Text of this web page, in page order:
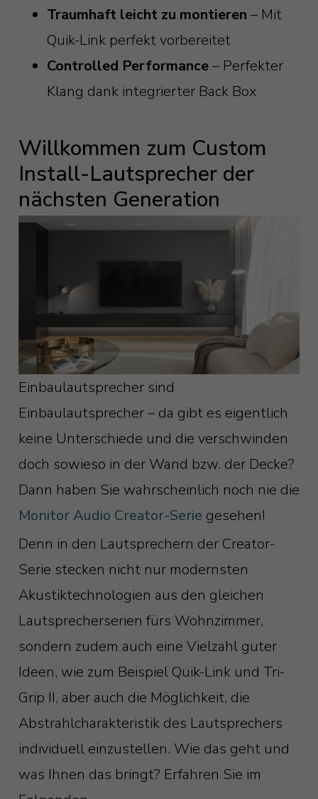
Traumhaft leicht zu montieren – Mit
Quik-Link perfekt vorbereitet
Controlled Performance– Perfekter
Klang dank integrierter Back Box
Willkommen zum Custom
Install-Lautsprecher der
nächsten Generation
Einbaulautsprecher sind
Einbaulautsprecher – da gibt es eigentlich
keine Unterschiede und die verschwinden
doch sowieso in der Wand bzw. der Decke?
Dann haben Sie wahrscheinlich noch nie die
Monitor Audio Creator-Serie gesehen!
Denn in den Lautsprechern der Creator-
Serie stecken nicht nur modernsten
Akustiktechnologien aus den gleichen
Lautsprecherserien fürs Wohnzimmer,
sondern zudem auch eine Vielzahl guter
Ideen, wie zum Beispiel Quik-Link und Tri-
Grip II, aber auch die Möglichkeit, die
Abstrahlcharakteristik des Lautsprechers
individuell einzustellen. Wie das geht und
was Ihnen das bringt? Erfahren Sie im